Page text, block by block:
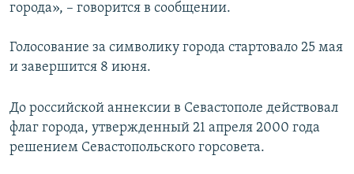
города», – говорится в сообщении.
Голосование за символику города стартовало 25 мая
и завершится 8 июня.
До российской аннексии в Севастополе действовал
флаг города, утвержденный 21 апреля 2000 года
решением Севастопольского горсовета.